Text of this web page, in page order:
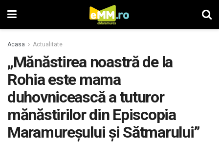
Acasa Actualitate
„Mănăstirea noastră de la
Rohia este mama
duhovnicească a tuturor
mănăstirilor din Episcopia
Maramureșului și Sătmarului”